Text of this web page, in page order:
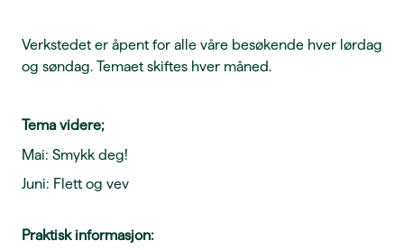
Verkstedet er åpent for alle våre besøkende hver lørdag
og søndag. Temaet skiftes hver måned.
Tema videre;
Mai: Smykk deg!
Juni: Flett og vev
Praktisk informasjon: